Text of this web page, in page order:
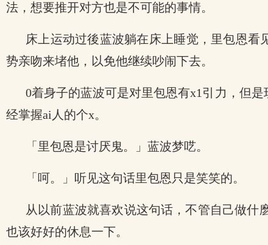
法，想要推开对方也是不可能的事情。
床上运动过後蓝波躺在床上睡觉，里包恩
势亲吻来堵他，以免他继续吵闹下去。
0着身子的蓝波可是对里包恩有x1引力，但
经掌握ai人的个x。
「里包恩是讨厌鬼。」蓝波梦呓。
「呵。」听见这句话里包恩只是笑笑的。
从以前蓝波就喜欢说这句话，不管自己做什
也该好好的休息一下。